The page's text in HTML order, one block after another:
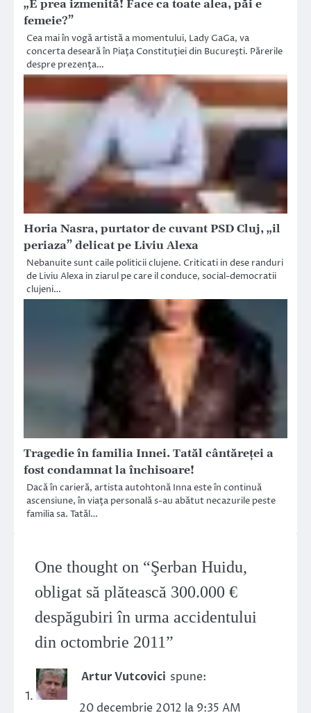
„E prea izmenită! Face ca toate alea, păi e
femeie?”
Cea mai în vogă artistă a momentului, Lady GaGa, va
concerta deseară în Piaţa Constituţiei din Bucureşti. Părerile
despre prezenţa…
Horia Nasra, purtator de cuvant PSD Cluj, „il
periaza” delicat pe Liviu Alexa
Nebanuite sunt caile politicii clujene. Criticati in dese randuri
de Liviu Alexa in ziarul pe care il conduce, social-democratii
clujeni…
Tragedie în familia Innei. Tatăl cântăreţei a
fost condamnat la închisoare!
Dacă în carieră, artista autohtonă Inna este în continuă
ascensiune, în viaţa personală s-au abătut necazurile peste
familia sa. Tatăl…
One thought on “Şerban Huidu,
obligat să plătească 300.000 €
despăgubiri în urma accidentului
din octombrie 2011”
Artur Vutcovici spune:
20 decembrie 2012 la 9:35 AM